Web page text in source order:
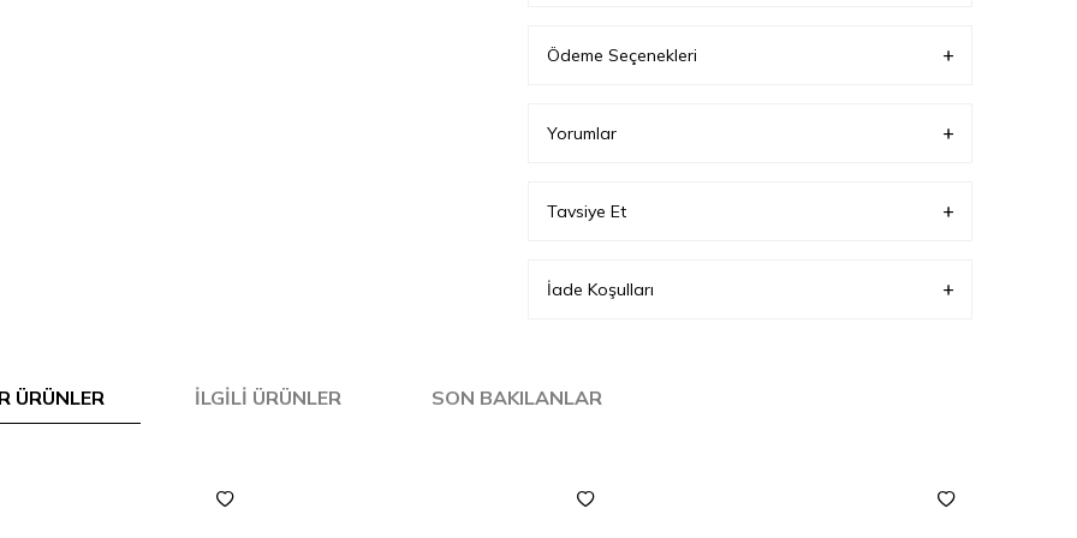
Ödeme Seçenekleri
Yorumlar
Tavsiye Et
İade Koşulları
ÜRÜNLER İLGILI ÜRÜNLER SON BAKILANLAR